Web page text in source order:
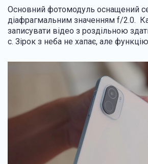
Основний фотомодуль оснащений
діафрагмальним значенням f/2.0.
записувати відео з роздільною
с. Зірок з неба не хапає, але